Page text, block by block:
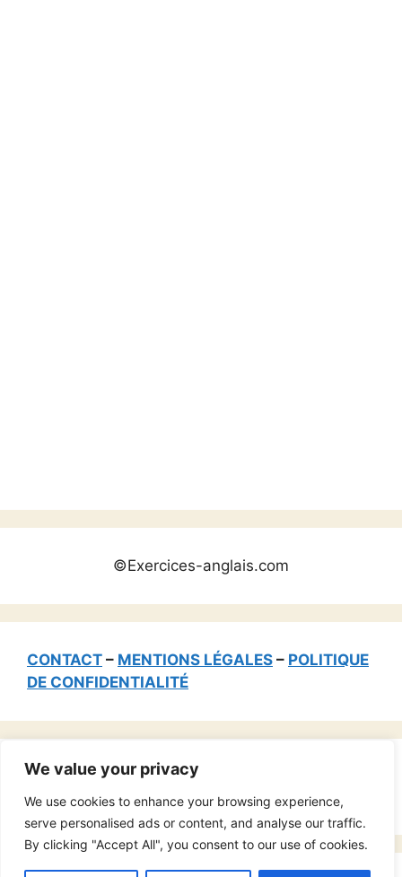
We value your privacy
We use cookies to enhance your browsing experience,
serve personalised ads or content, and analyse our traffic.
By clicking "Accept All", you consent to our use of cookies.
©Exercices-anglais.com
CONTACT – MENTIONS LÉGALES – POLITIQUE
DE CONFIDENTIALITÉ
Rechercher :